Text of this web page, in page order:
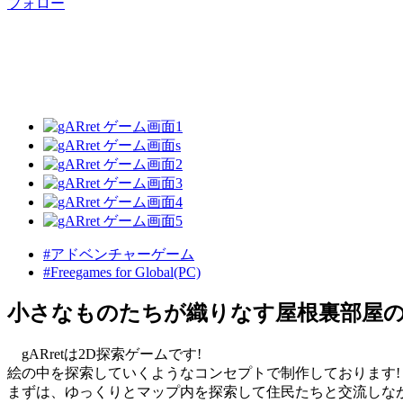
フォロー
#アドベンチャーゲーム
#Freegames for Global(PC)
小さなものたちが織りなす屋根裏部屋
gARretは2D探索ゲームです!
絵の中を探索していくようなコンセプトで制作しております!
まずは、ゆっくりとマップ内を探索して住民たちと交流しな